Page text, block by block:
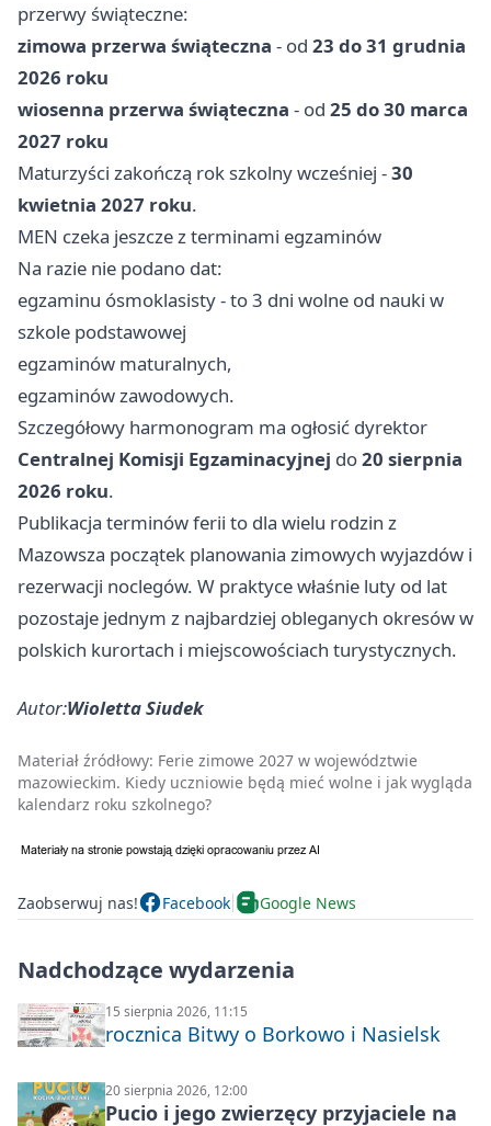
przerwy świąteczne:
zimowa przerwa świąteczna - od 23 do 31 grudnia
2026 roku
wiosenna przerwa świąteczna - od 25 do 30 marca
2027 roku
Maturzyści zakończą rok szkolny wcześniej -30
kwietnia 2027 roku.
MEN czeka jeszcze z terminami egzaminów
Na razie nie podano dat:
egzaminu ósmoklasisty - to 3 dni wolne od nauki w
szkole podstawowej
egzaminów maturalnych,
egzaminów zawodowych.
Szczegółowy harmonogram ma ogłosić dyrektor
Centralnej Komisji Egzaminacyjnej do20 sierpnia
2026 roku.
Publikacja terminów ferii to dla wielu rodzin z
Mazowsza początek planowania zimowych wyjazdów i
rezerwacji noclegów. W praktyce właśnie luty od lat
pozostaje jednym z najbardziej obleganych okresów w
polskich kurortach i miejscowościach turystycznych.
Autor:Wioletta Siudek
Materiał źródłowy: Ferie zimowe 2027 w województwie
mazowieckim. Kiedy uczniowie będą mieć wolne i jak wygląda
kalendarz roku szkolnego?
Zaobserwuj nas! Facebook Google News
Nadchodzące wydarzenia
15 sierpnia 2026, 11:15
rocznica Bitwy o Borkowo i Nasielsk
20 sierpnia 2026, 12:00
Pucio i jego zwierzęcy przyjaciele na